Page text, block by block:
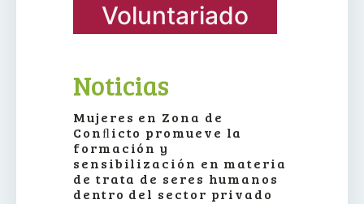
Voluntariado
Noticias
Mujeres en Zona de
Conﬂicto promueve la
formación y
sensibilización en materia
de trata de seres humanos
dentro del sector privado